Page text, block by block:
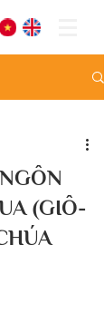
(GIÔ-